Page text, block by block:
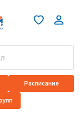
Расписание